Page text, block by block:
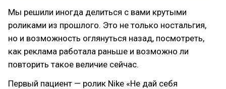
Мы решили иногда делиться с вами крутыми
роликами из прошлого. Это не только ностальгия,
но и возможность оглянуться назад, посмотреть,
как реклама работала раньше и возможно ли
повторить такое величие сейчас.
Первый пациент — ролик Nike «Не дай себя